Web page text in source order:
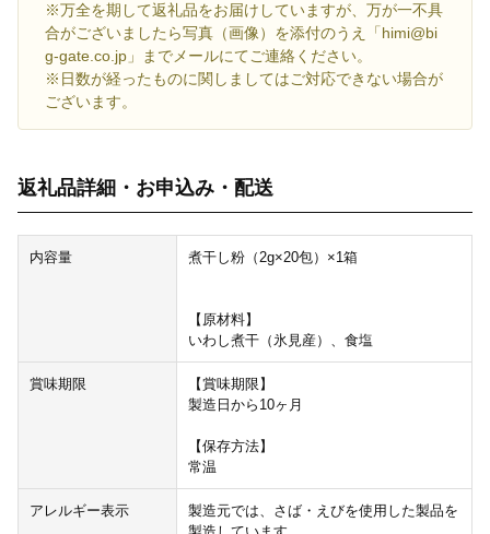
※万全を期して返礼品をお届けしていますが、万が一不具
合がございましたら写真（画像）を添付のうえ「himi@bi
g-gate.co.jp」までメールにてご連絡ください。
※日数が経ったものに関しましてはご対応できない場合が
ございます。
返礼品詳細・お申込み・配送
内容量 煮干し粉（2g×20包）×1箱
【原材料】
いわし煮干（氷見産）、食塩
賞味期限
【賞味期限】
製造日から10ヶ月
【保存方法】
常温
アレルギー表示
製造元では、さば・えびを使用した製品を